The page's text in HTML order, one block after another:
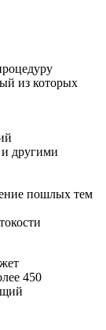
из которых
другими
пошлых тем
450